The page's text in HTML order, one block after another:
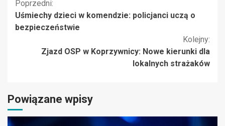
Kontynuuj
czytanie
Poprzedni:
Uśmiechy dzieci w komendzie: policjanci uczą o
bezpieczeństwie
Kolejny:
Zjazd OSP w Koprzywnicy: Nowe kierunki dla
lokalnych strażaków
Powiązane wpisy